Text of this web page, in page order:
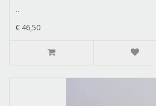
..
€ 46,50